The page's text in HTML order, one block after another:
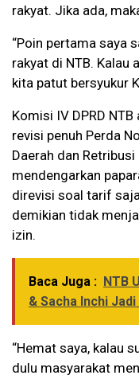
rakyat. Jika ada,
“Poin pertama saya
rakyat di NTB. Kalau
kita patut bersyukur
Komisi IV DPRD
revisi penuh Perda
Daerah dan
mendengarkan
direvisi soal tarif
demikian tidak
izin.
Baca Juga : NTB
& Sacha Inchi
“Hemat saya, kalau
dulu masyarakat